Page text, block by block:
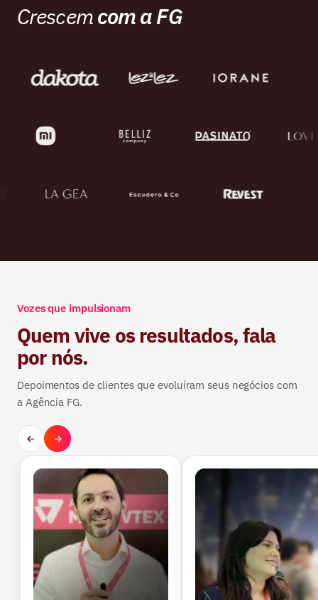
Crescemcom a FG
Vozes que impulsionam
Quem vive os resultados, fala
por nós.
Depoimentos de clientes que evoluíram seus negócios com
a Agência FG.